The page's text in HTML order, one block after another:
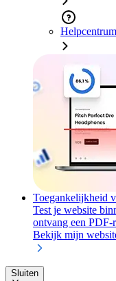
Helpcentrum
Toegankelijkheid
Test je website
ontvang een PDF-
Bekijk mijn
Sluiten